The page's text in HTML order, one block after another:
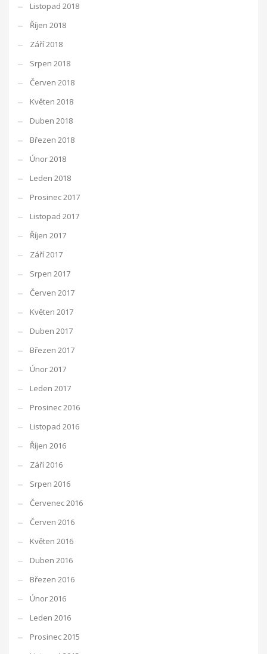
Listopad 2018
Říjen 2018
Září 2018
Srpen 2018
Červen 2018
Květen 2018
Duben 2018
Březen 2018
Únor 2018
Leden 2018
Prosinec 2017
Listopad 2017
Říjen 2017
Září 2017
Srpen 2017
Červen 2017
Květen 2017
Duben 2017
Březen 2017
Únor 2017
Leden 2017
Prosinec 2016
Listopad 2016
Říjen 2016
Září 2016
Srpen 2016
Červenec 2016
Červen 2016
Květen 2016
Duben 2016
Březen 2016
Únor 2016
Leden 2016
Prosinec 2015